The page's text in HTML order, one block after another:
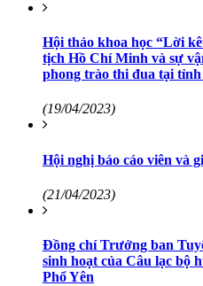
Hội thảo khoa học “Lời
tịch Hồ Chí Minh và sự
phong trào thi đua tại
(19/04/2023)
Hội nghị báo cáo viên và
(21/04/2023)
Đồng chí Trưởng ban
sinh hoạt của Câu lạc bộ
Phổ Yên